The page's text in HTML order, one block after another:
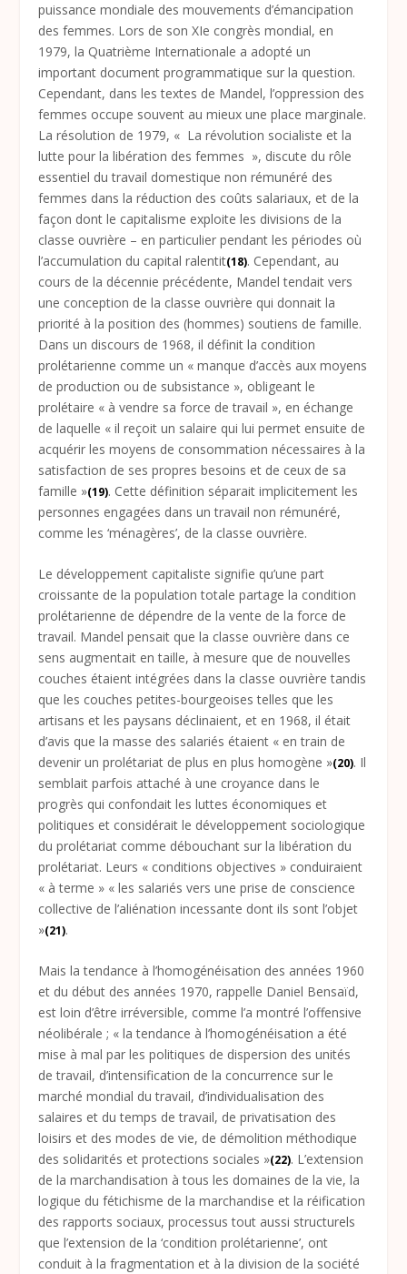
puissance mondiale des mouvements d’émancipation
des femmes. Lors de son XIe congrès mondial, en
1979, la Quatrième Internationale a adopté un
important document programmatique sur la question.
Cependant, dans les textes de Mandel, l’oppression des
femmes occupe souvent au mieux une place marginale.
La résolution de 1979, « La révolution socialiste et la
lutte pour la libération des femmes », discute du rôle
essentiel du travail domestique non rémunéré des
femmes dans la réduction des coûts salariaux, et de la
façon dont le capitalisme exploite les divisions de la
classe ouvrière – en particulier pendant les périodes où
l’accumulation du capital ralentit(18). Cependant, au
cours de la décennie précédente, Mandel tendait vers
une conception de la classe ouvrière qui donnait la
priorité à la position des (hommes) soutiens de famille.
Dans un discours de 1968, il définit la condition
prolétarienne comme un « manque d’accès aux moyens
de production ou de subsistance », obligeant le
prolétaire « à vendre sa force de travail », en échange
de laquelle « il reçoit un salaire qui lui permet ensuite de
acquérir les moyens de consommation nécessaires à la
satisfaction de ses propres besoins et de ceux de sa
famille »(19). Cette définition séparait implicitement les
personnes engagées dans un travail non rémunéré,
comme les ‘ménagères’, de la classe ouvrière.
Le développement capitaliste signifie qu’une part
croissante de la population totale partage la condition
prolétarienne de dépendre de la vente de la force de
travail. Mandel pensait que la classe ouvrière dans ce
sens augmentait en taille, à mesure que de nouvelles
couches étaient intégrées dans la classe ouvrière tandis
que les couches petites-bourgeoises telles que les
artisans et les paysans déclinaient, et en 1968, il était
d’avis que la masse des salariés étaient « en train de
devenir un prolétariat de plus en plus homogène »(20). Il
semblait parfois attaché à une croyance dans le
progrès qui confondait les luttes économiques et
politiques et considérait le développement sociologique
du prolétariat comme débouchant sur la libération du
prolétariat. Leurs « conditions objectives » conduiraient
« à terme » « les salariés vers une prise de conscience
collective de l’aliénation incessante dont ils sont l’objet
»(21).
Mais la tendance à l’homogénéisation des années 1960
et du début des années 1970, rappelle Daniel Bensaïd,
est loin d’être irréversible, comme l’a montré l’offensive
néolibérale ; « la tendance à l’homogénéisation a été
mise à mal par les politiques de dispersion des unités
de travail, d’intensification de la concurrence sur le
marché mondial du travail, d’individualisation des
salaires et du temps de travail, de privatisation des
loisirs et des modes de vie, de démolition méthodique
des solidarités et protections sociales »(22). L’extension
de la marchandisation à tous les domaines de la vie, la
logique du fétichisme de la marchandise et la réification
des rapports sociaux, processus tout aussi structurels
que l’extension de la ‘condition prolétarienne’, ont
conduit à la fragmentation et à la division de la société